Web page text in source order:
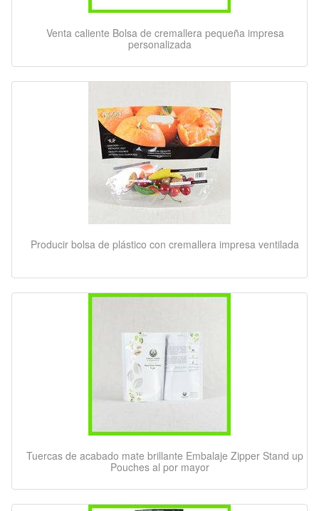
Venta caliente Bolsa de cremallera pequeña impresa
personalizada
Producir bolsa de plástico con cremallera impresa ventilada
Tuercas de acabado mate brillante Embalaje Zipper Stand up
Pouches al por mayor